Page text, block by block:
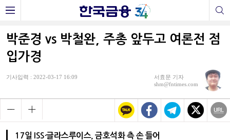
박준경 vs 박철완, 주총 앞두고 여론전 점
입가경
기사입력 : 2022-03-17 16:09
서효문 기자
shm@fntimes.com
17일 ISS·글라스루이스, 금호석화 측 손 들어